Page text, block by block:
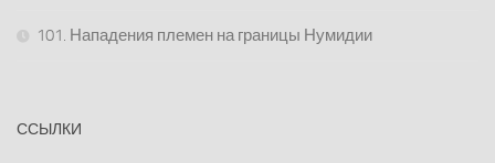
101. Нападения племен на границы Нумидии
ССЫЛКИ